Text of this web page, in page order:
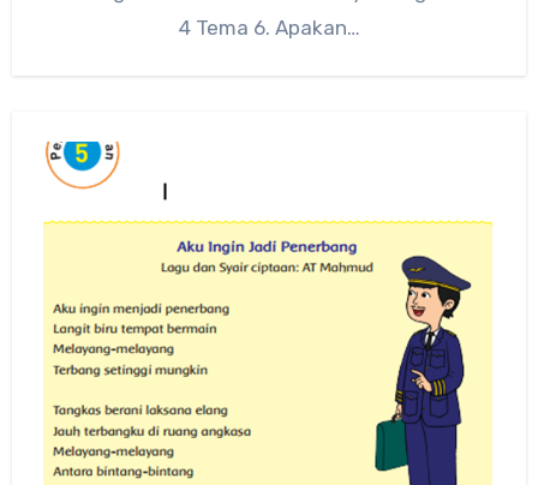
4 Tema 6. Apakan…